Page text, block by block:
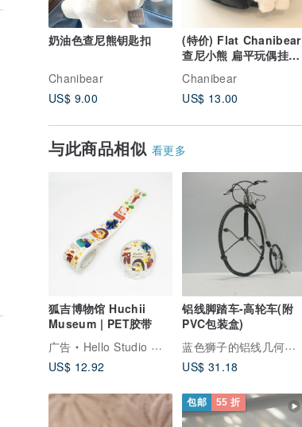
奶油色查尼熊钥匙扣
Chanibear
US$ 9.00
(特价) Flat Chanibear
查尼小熊 扁平玩偶挂饰
(2款)
Chanibear
US$ 13.00
与此商品相似 看更多
狐吉博物馆 Huchii
Museum | PET胶带
广告
Hello Studio 你好工作室
US$ 12.92
铝线脚踏车-高轮车(附
PVC包装盒)
蓝色狮子的铝线几何空间
US$ 31.18
包邮 55 折